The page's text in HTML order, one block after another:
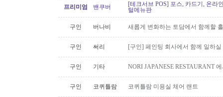
프리미엄 밴쿠버
[테크서브 POS] 포스, 카드기, 온라
털메뉴판
구인 버나비 새롭게 변화하는 토담에서 함께할
구인 써리 [구인] 페인팅 회사에서 함께 일하
구인 기타 NORI JAPANESE RESTAURANT
구인 코퀴틀람 코퀴틀람 미용실 체어 랜트